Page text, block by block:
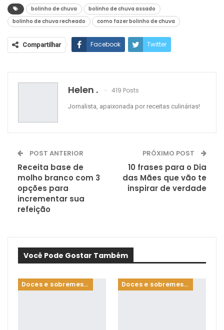
bolinho de chuva
bolinho de chuva assado
bolinho de chuva recheado
como fazer bolinho de chuva
Compartilhar Facebook Twitter
WhatsApp
Helen . 419 Posts
Jornalista, apaixonada por receitas culinárias!
POST ANTERIOR
Receita base de
molho branco com 3
opções para
incrementar sua
refeição
PRÓXIMO POST
10 frases para o Dia
das Mães que vão te
inspirar de verdade
Você Pode Gostar Também
Doces e sobremesas Doces e sobremesas